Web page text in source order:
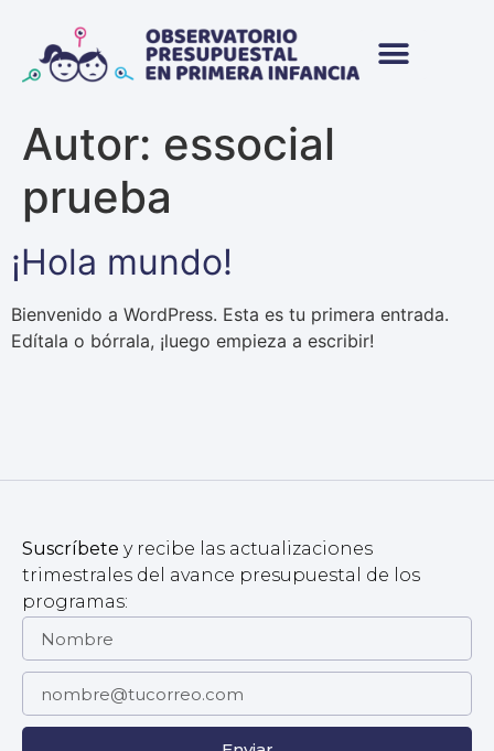
Autor: essocial
prueba
¡Hola mundo!
Bienvenido a WordPress. Esta es tu primera entrada.
Edítala o bórrala, ¡luego empieza a escribir!
Suscríbete y recibe las actualizaciones
trimestrales del avance presupuestal de los
programas: